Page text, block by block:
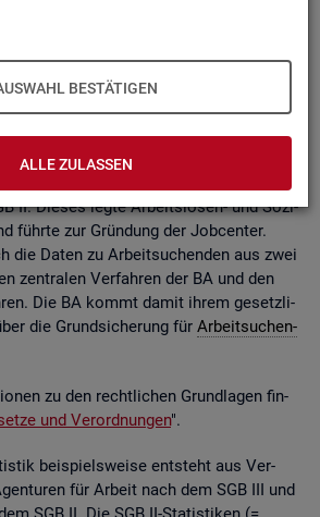
BESTÄTIGEN
ALLE ZULASSEN
Zu- und Ab­gän­ge,Dau­ern, Leis­
an­de­re sta­tis­ti­sche Mess­grö­ßen er­mit­
lie­gen re­gio­nal tief ge­glie­dert und
und er­werbs­bio­gra­fi­
II. Die­ses legte Ar­beits­lo­sen- und So­zi­
führ­te zur Grün­dung der Job­cen­ter.
die Daten zu Ar­beit­su­chen­den aus zwei
zen­tra­len Ver­fah­ren der BA und den
Die BA kommt damit ihrem ge­setz­li­
die Grund­si­che­rung für Ar­beit­su­chen­
zu den recht­li­chen Grund­la­gen fin­
und Ver­ord­nun­gen".
bei­spiels­wei­se ent­steht aus Ver­
für Ar­beit nach dem SGB III und